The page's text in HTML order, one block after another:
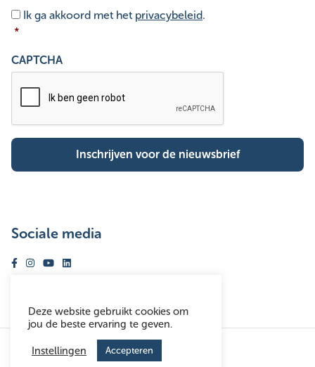
Toestemming *
Ik ga akkoord met het privacybeleid.
*
CAPTCHA
Sociale media
Volg ons op facebook
Volg ons op instagram
Volg ons op youtube
Volg ons op linkedin
© Woonhaven Antwerpen 2026
Toegankelijkheidsverklaring
Deze website gebruikt cookies om
jou de beste ervaring te geven.
Instellingen Accepteren